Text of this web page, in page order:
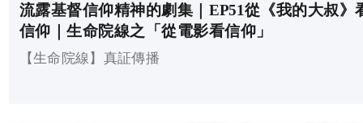
流露基督信仰精神的劇集｜EP51從《我的大叔》
信仰｜生命院線之「從電影看信仰」
【生命院線】真証傳播